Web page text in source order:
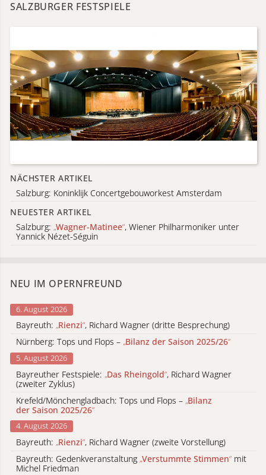
SALZBURGER FESTSPIELE
NÄCHSTER ARTIKEL
Salzburg: Koninklijk Concertgebouworkest Amsterdam
NEUESTER ARTIKEL
Salzburg: „Wagner-Matinee“, Wiener Philharmoniker unter
Yannick Nézet-Séguin
NEU IM OPERNFREUND
6. August 2026
Bayreuth: „Rienzi“, Richard Wagner (dritte Besprechung)
Nürnberg: Tops und Flops – „Bilanz der Saison 2025/26“
5. August 2026
Bayreuther Festspiele: „Das Rheingold“, Richard Wagner
(zweiter Zyklus)
Krefeld/Mönchengladbach: Tops und Flops – „Bilanz
der Saison 2025/26“
4. August 2026
Bayreuth: „Rienzi“, Richard Wagner (zweite Vorstellung)
Bayreuth: Gedenkveranstaltung „Verstummte Stimmen“ mit
Michel Friedman